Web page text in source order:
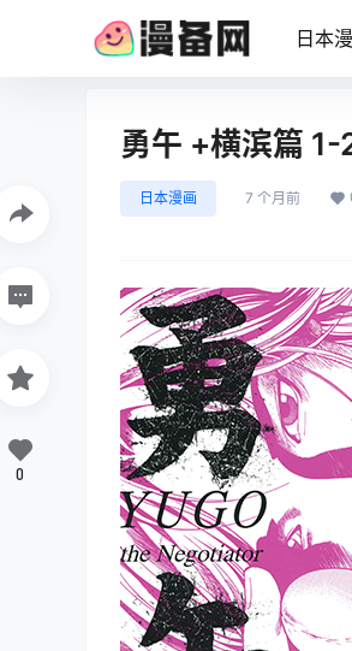
日本
勇午 +横滨篇
日本漫画 7 个月前
0